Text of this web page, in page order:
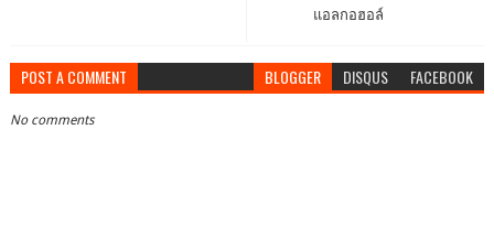
แอลกอฮอล์
POST A COMMENT BLOGGER DISQUS FACEBOOK
No comments